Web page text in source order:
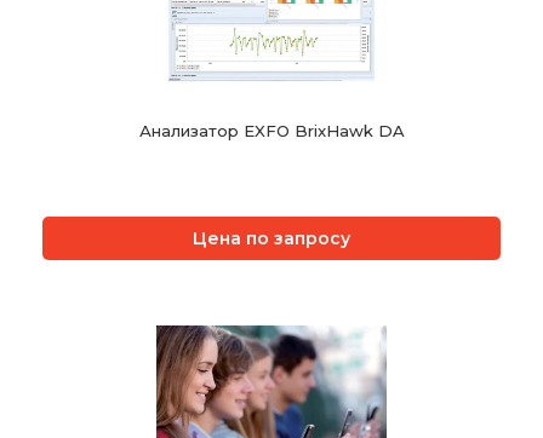
Анализатор EXFO BrixHawk DA
Цена по запросу